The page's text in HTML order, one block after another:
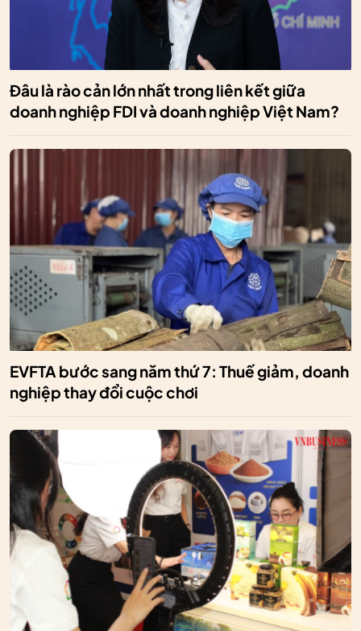
Đâu là rào cản lớn nhất trong liên kết giữa
doanh nghiệp FDI và doanh nghiệp Việt Nam?
EVFTA bước sang năm thứ 7: Thuế giảm, doanh
nghiệp thay đổi cuộc chơi